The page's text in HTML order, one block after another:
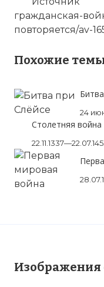
гражданская-
повторяется/av-
Похожие
24
Столетняя война
Изображения